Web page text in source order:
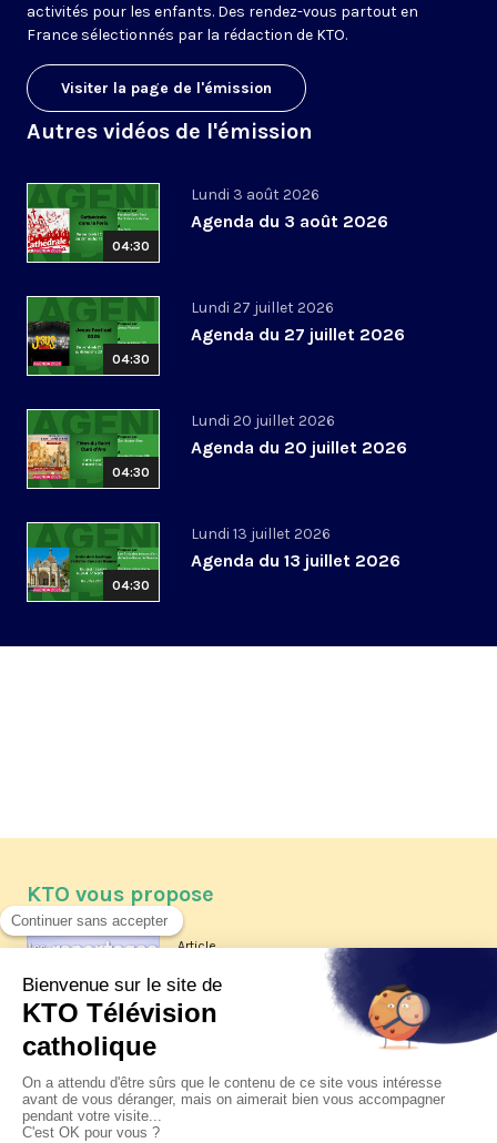
activités pour les enfants. Des rendez-vous partout en
France sélectionnés par la rédaction de KTO.
Visiter la page de l'émission
Autres vidéos de l'émission
04:30
Lundi 3 août 2026
Agenda du 3 août 2026
04:30
Lundi 27 juillet 2026
Agenda du 27 juillet 2026
04:30
Lundi 20 juillet 2026
Agenda du 20 juillet 2026
04:30
Lundi 13 juillet 2026
Agenda du 13 juillet 2026
KTO vous propose
Article
Les reportages d'été 2026 de KTO
La visite pastorale du pape Léon
XIV à Assise à suivre sur KTO le
jeudi 6 août